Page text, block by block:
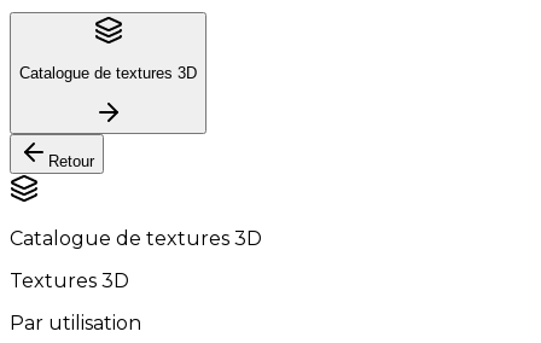
Catalogue de textures 3D
Retour
Catalogue de textures 3D
Textures 3D
Par utilisation